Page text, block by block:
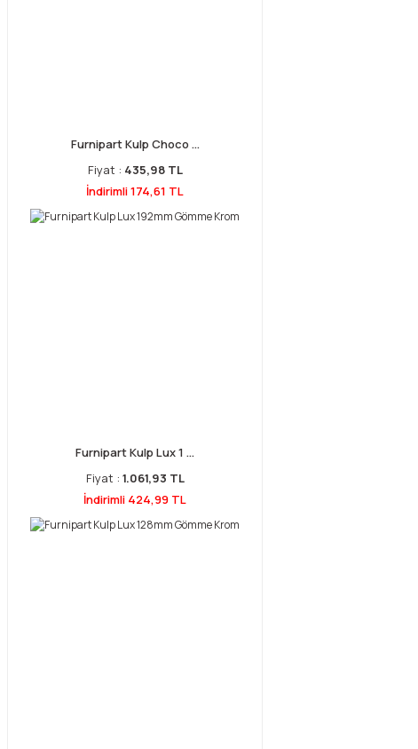
Furnipart Kulp Choco ...
Fiyat : 435,98 TL
İndirimli 174,61 TL
Furnipart Kulp Lux 1 ...
Fiyat : 1.061,93 TL
İndirimli 424,99 TL